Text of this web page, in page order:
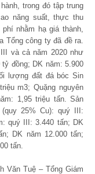
trong đó tập trung
năng suất, thực thu
nhằm hạ giá thành,
Tổng công ty đã đề ra.
và cả năm 2020 như
đồng; DK năm: 5.900
lượng đất đá bóc Sin
m3; Quặng nguyên
1,95 triệu tấn. Sản
25% Cu): quý III:
quý III: 3.440 tấn; DK
DK năm 12.000 tấn;
tấn.
Văn Tuệ – Tổng Giám